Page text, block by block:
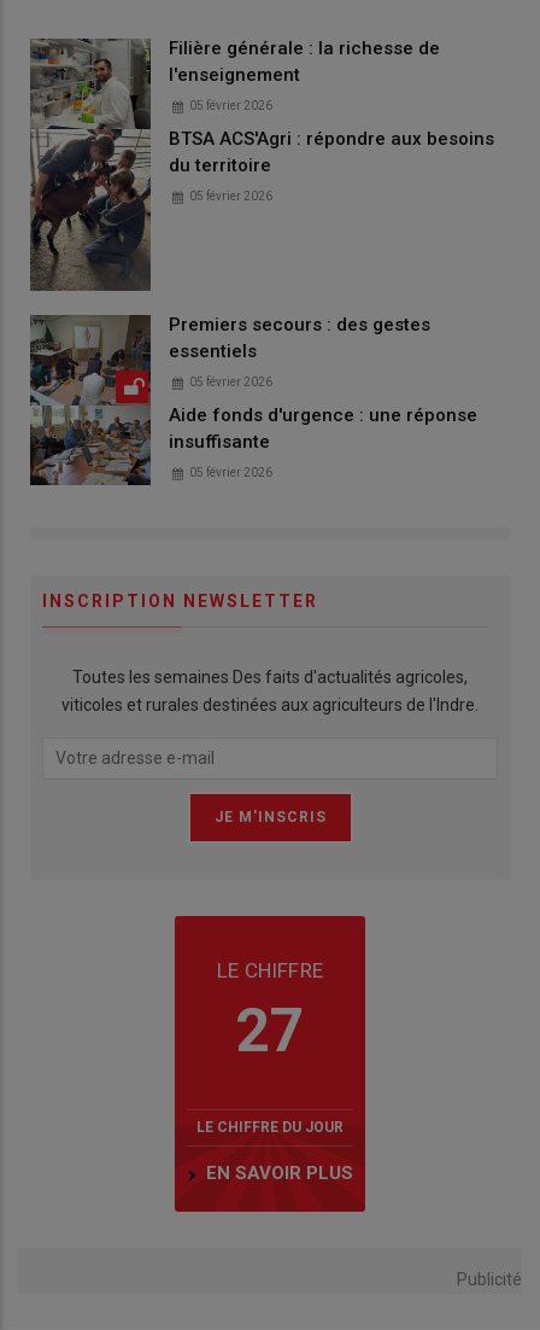
Filière générale : la richesse de
l'enseignement
05 février 2026
BTSA ACS'Agri : répondre aux besoins
du territoire
05 février 2026
Premiers secours : des gestes
essentiels
05 février 2026
Aide fonds d'urgence : une réponse
insuffisante
05 février 2026
INSCRIPTION NEWSLETTER
Toutes les semaines Des faits d'actualités agricoles,
viticoles et rurales destinées aux agriculteurs de l'Indre.
LE CHIFFRE
27
LE CHIFFRE DU JOUR
EN SAVOIR PLUS
Publicité